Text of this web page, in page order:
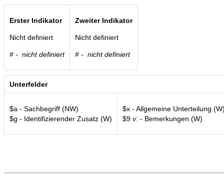
Erster Indikator
Nicht definiert
# - nicht definiert
Zweiter Indikator
Nicht definiert
# - nicht definiert
Unterfelder
$a - Sachbegriff (NW)
$g - Identifizierender Zusatz (W)
$x - Allgemeine Unterteilung
$9 v: - Bemerkungen (W)